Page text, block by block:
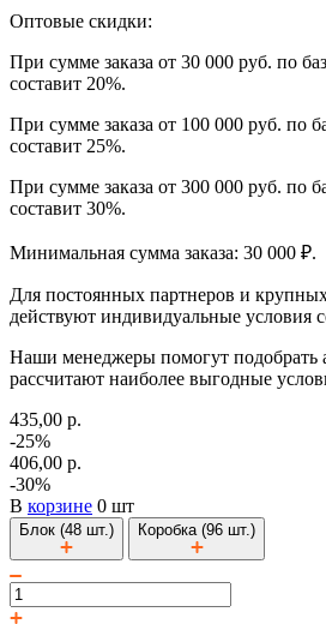
Оптовые скидки:
При сумме заказа от 30 000 руб. по
составит 20%.
При сумме заказа от 100 000 руб. по
составит 25%.
При сумме заказа от 300 000 руб. по
составит 30%.
Минимальная сумма заказа: 30 000 ₽.
Для постоянных партнеров и
действуют индивидуальные условия
Наши менеджеры помогут подобрать
рассчитают наиболее выгодные
435,00 р.
-25%
406,00 р.
-30%
В корзине 0 шт
Блок (48 шт.) Коробка (96 шт.)